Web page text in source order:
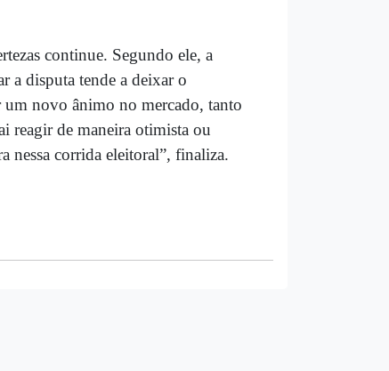
continue. Segundo ele, a
a disputa tende a deixar o
um novo ânimo no mercado, tanto
reagir de maneira otimista ou
nessa corrida eleitoral”, finaliza.